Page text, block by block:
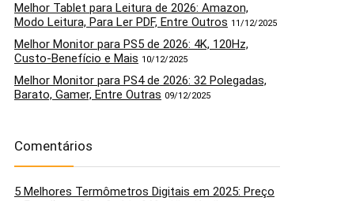
5 6
Melhor Tablet para Leitura de 2026: Amazon,
Modo Leitura, Para Ler PDF, Entre Outros 11/12/2025
Melhor Monitor para PS5 de 2026: 4K, 120Hz,
Custo-Benefício e Mais 10/12/2025
Melhor Monitor para PS4 de 2026: 32 Polegadas,
Barato, Gamer, Entre Outras 09/12/2025
Comentários
5 Melhores Termômetros Digitais em 2025: Preço